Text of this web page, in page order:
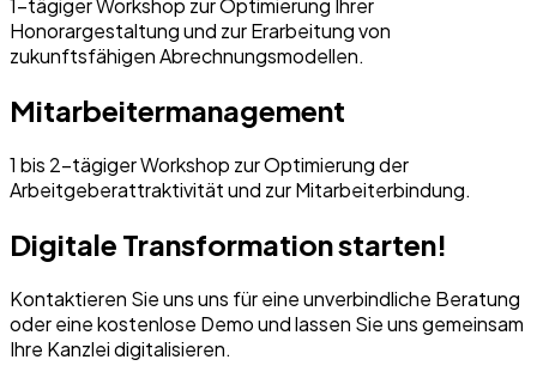
1-tägiger Workshop zur Optimierung Ihrer
Honorargestaltung und zur Erarbeitung von
zukunftsfähigen Abrechnungsmodellen.
Mitarbeitermanagement
1 bis 2-tägiger Workshop zur Optimierung der
Arbeitgeberattraktivität und zur Mitarbeiterbindung.
Digitale Transformation starten!
Kontaktieren Sie uns uns für eine unverbindliche Beratung
oder eine kostenlose Demo und lassen Sie uns gemeinsam
Ihre Kanzlei digitalisieren.